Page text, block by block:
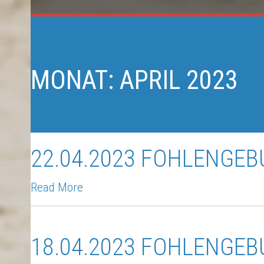
MONAT: APRIL 2023
22.04.2023
Read More
18.04.2023